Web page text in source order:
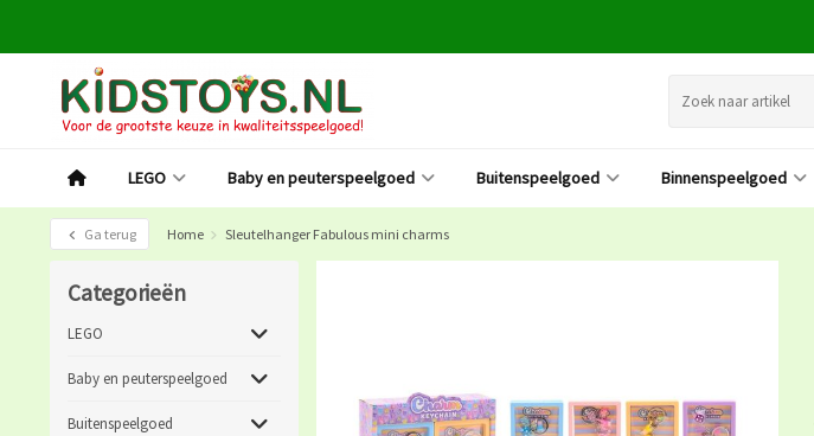
LEGO Baby en peuterspeelgoed Buitenspeelgoed Binnenspeelgoed
Ga terug Home Sleutelhanger Fabulous mini charms
Categorieën
LEGO
Baby en peuterspeelgoed
Buitenspeelgoed